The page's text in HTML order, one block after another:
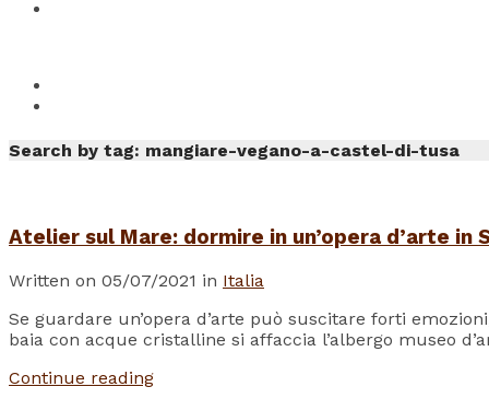
Search by tag: mangiare-vegano-a-castel-di-tusa
Atelier sul Mare: dormire in un’opera d’arte in
Written on 05/07/2021 in Italia
Se guardare un’opera d’arte può suscitare forti
baia con acque cristalline si affaccia l’albergo museo
Continue reading